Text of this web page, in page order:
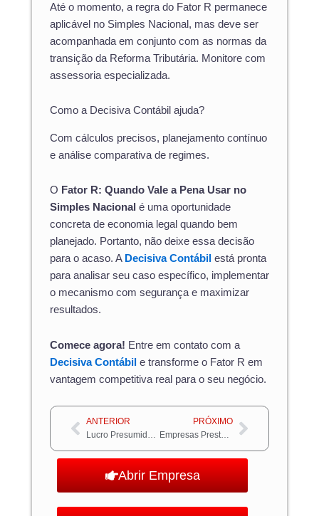
Até o momento, a regra do Fator R permanece
aplicável no Simples Nacional, mas deve ser
acompanhada em conjunto com as normas da
transição da Reforma Tributária. Monitore com
assessoria especializada.
Como a Decisiva Contábil ajuda?
Com cálculos precisos, planejamento contínuo
e análise comparativa de regimes.
O Fator R: Quando Vale a Pena Usar no
Simples Nacional é uma oportunidade
concreta de economia legal quando bem
planejado. Portanto, não deixe essa decisão
para o acaso. A Decisiva Contábil está pronta
para analisar seu caso específico, implementar
o mecanismo com segurança e maximizar
resultados.
Comece agora! Entre em contato com a
Decisiva Contábil e transforme o Fator R em
vantagem competitiva real para o seu negócio.
Anterior
ANTERIOR
Lucro Presumido ou Simples Nacional Para Serviços Jurídicos
PRÓXIMO
Empresas Prestadoras de Serviços Podem Economizar Com Fator R Próximo
Abrir Empresa